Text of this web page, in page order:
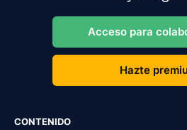
Acceso para
Hazte
CONTENIDO